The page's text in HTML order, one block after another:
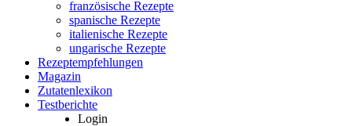
französische Rezepte
spanische Rezepte
italienische Rezepte
ungarische Rezepte
Rezeptempfehlungen
Magazin
Zutatenlexikon
Testberichte
Login